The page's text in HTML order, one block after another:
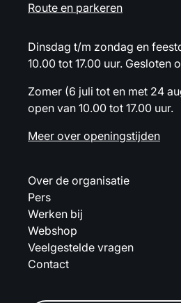
Route en parkeren
Dinsdag t/m zondag en
10.00 tot 17.00 uur. Gesloten
Zomer (6 juli tot en met 24
open van 10.00 tot 17.00 uur.
Meer over openingstijden
Over de organisatie
Pers
Werken bij
Webshop
Veelgestelde vragen
Contact